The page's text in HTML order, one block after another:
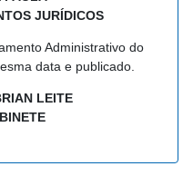
JURÍDICOS
Administrativo do
data e publicado.
LEITE